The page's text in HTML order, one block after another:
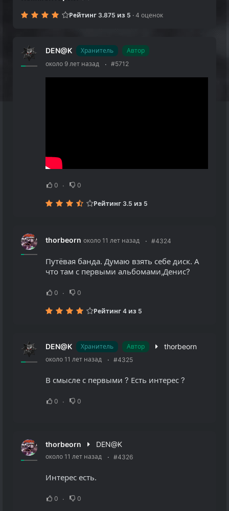
Рейтинг 3.875 из 5 · 4 оценок
DEN@K Хранитель
Автор
около 9 лет назад
#5712
0 0
Рейтинг 3.5 из 5
thorbeorn около 11 лет назад #4324
Путёвая банда. Думаю взять себе диск. А
что там с первыми альбомами,Денис?
0 0
Рейтинг 4 из 5
DEN@K Хранитель Автор thorbeorn
около 11 лет назад #4325
В смысле с первыми ? Есть интерес ?
0 0
thorbeorn DEN@K
около 11 лет назад #4326
Интерес есть.
0 0